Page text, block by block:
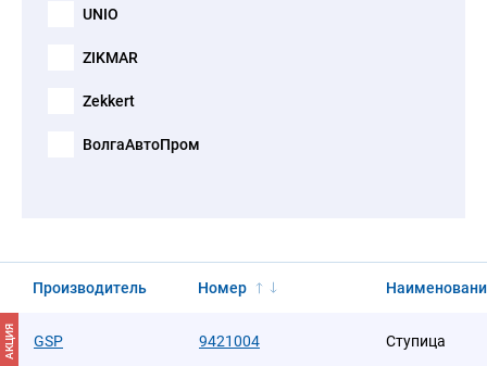
UNIO
ZIKMAR
Zekkert
ВолгаАвтоПром
Производитель Номер
АКЦИЯ GSP 9421004 Ступица